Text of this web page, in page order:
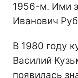
1956-м. Ими
Иванович
В 1980 году
Василий
появилась